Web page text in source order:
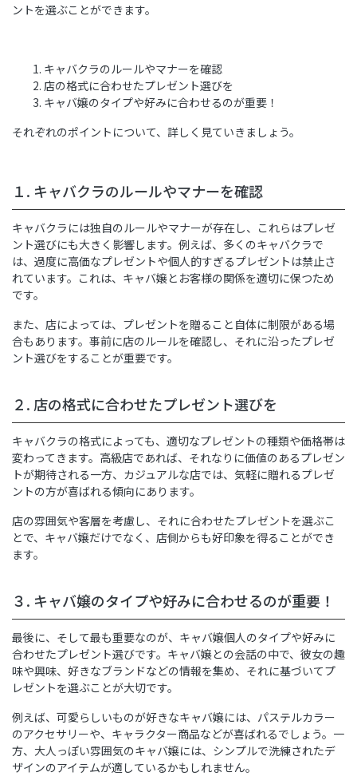
ントを選ぶことができます。
キャバクラのルールやマナーを確認
店の格式に合わせたプレゼント選びを
キャバ嬢のタイプや好みに合わせるのが重要！
それぞれのポイントについて、詳しく見ていきましょう。
１. キャバクラのルールやマナーを確認
キャバクラには独自のルールやマナーが存在し、これらはプレゼ
ント選びにも大きく影響します。例えば、多くのキャバクラで
は、過度に高価なプレゼントや個人的すぎるプレゼントは禁止さ
れています。これは、キャバ嬢とお客様の関係を適切に保つため
です。
また、店によっては、プレゼントを贈ること自体に制限がある場
合もあります。事前に店のルールを確認し、それに沿ったプレゼ
ント選びをすることが重要です。
２. 店の格式に合わせたプレゼント選びを
キャバクラの格式によっても、適切なプレゼントの種類や価格帯は
変わってきます。高級店であれば、それなりに価値のあるプレゼン
トが期待される一方、カジュアルな店では、気軽に贈れるプレゼ
ントの方が喜ばれる傾向にあります。
店の雰囲気や客層を考慮し、それに合わせたプレゼントを選ぶこ
とで、キャバ嬢だけでなく、店側からも好印象を得ることができ
ます。
３. キャバ嬢のタイプや好みに合わせるのが重要！
最後に、そして最も重要なのが、キャバ嬢個人のタイプや好みに
合わせたプレゼント選びです。キャバ嬢との会話の中で、彼女の趣
味や興味、好きなブランドなどの情報を集め、それに基づいてプ
レゼントを選ぶことが大切です。
例えば、可愛らしいものが好きなキャバ嬢には、パステルカラー
のアクセサリーや、キャラクター商品などが喜ばれるでしょう。一
方、大人っぽい雰囲気のキャバ嬢には、シンプルで洗練されたデ
ザインのアイテムが適しているかもしれません。